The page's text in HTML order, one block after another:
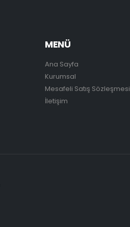
MENÜ
Ana Sayfa
Kurumsal
Mesafeli Satış Sözleşmesi
İletişim